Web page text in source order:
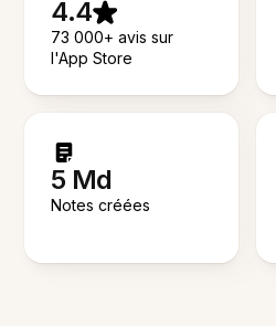
4.4
73 000+ avis sur
l'App Store
5 Md
Notes créées